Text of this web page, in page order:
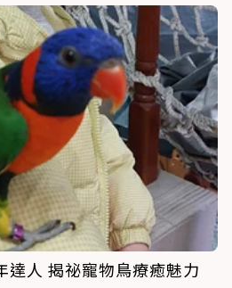
達人 揭祕寵物鳥療癒魅力